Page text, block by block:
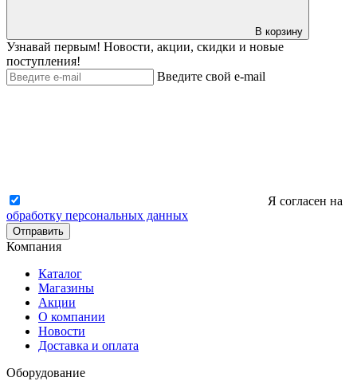
В корзину
Узнавай первым! Новости, акции, скидки и новые
поступления!
Введите свой e-mail
Я согласен на
обработку персональных данных
Отправить
Компания
Каталог
Магазины
Акции
О компании
Новости
Доставка и оплата
Оборудование